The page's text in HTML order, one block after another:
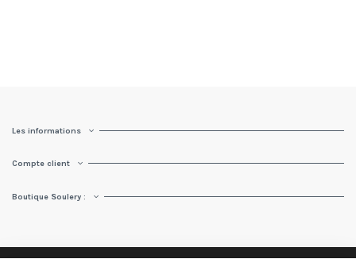
Les informations
Compte client
Boutique Soulery :